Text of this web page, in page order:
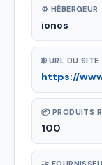
⚙ HÉBERGEUR
ionos
🌐 URL DU SITE
https://
📦 PRODUITS
100